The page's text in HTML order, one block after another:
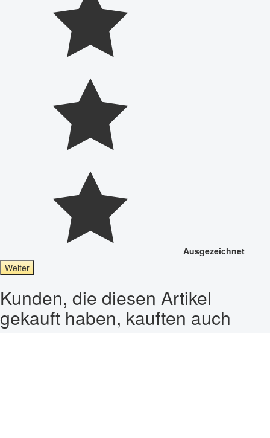
Ausgezeichnet
Weiter
Kunden, die diesen Artikel
gekauft haben, kauften auch